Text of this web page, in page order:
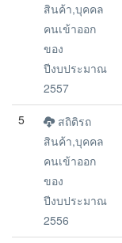
สินค้า,บุคคล
คนเข้าออก
ของ
ปีงบประมาณ
2557
5
สถิติรถ
สินค้า,บุคคล
คนเข้าออก
ของ
ปีงบประมาณ
2556